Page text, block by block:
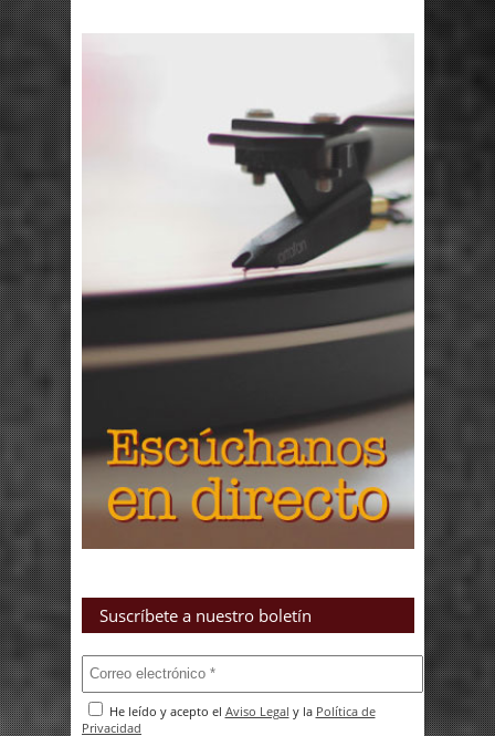
Suscríbete a nuestro boletín
He leído y acepto el Aviso Legal y la Política de
Privacidad